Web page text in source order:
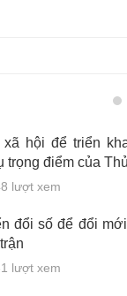
xã hội để triển
trọng điểm của
lượt xem
đổi số để đổi
lượt xem